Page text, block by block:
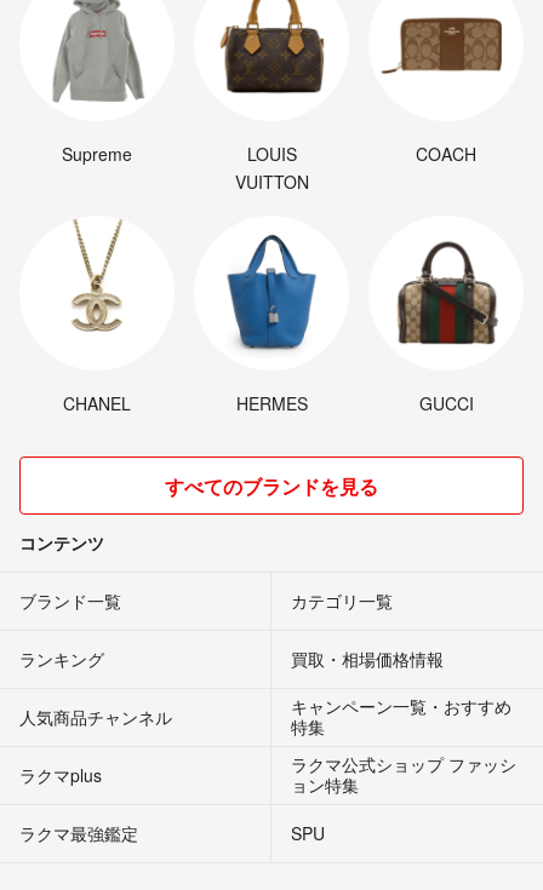
Supreme
LOUIS
VUITTON
COACH
CHANEL HERMES GUCCI
すべてのブランドを見る
コンテンツ
ブランド一覧 カテゴリ一覧
ランキング 買取・相場価格情報
人気商品チャンネル
キャンペーン一覧・おすすめ
特集
ラクマplus
ラクマ公式ショップ ファッシ
ョン特集
ラクマ最強鑑定
SPU